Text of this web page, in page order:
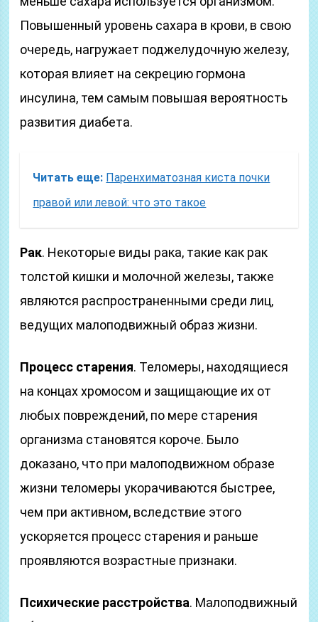
Повышенный уровень сахара в крови, в свою
очередь, нагружает поджелудочную железу,
которая влияет на секрецию гормона
инсулина, тем самым повышая вероятность
развития диабета.
Читать еще: Паренхиматозная киста почки
правой или левой: что это такое
Рак. Некоторые виды рака, такие как рак
толстой кишки и молочной железы, также
являются распространенными среди лиц,
ведущих малоподвижный образ жизни.
Процесс старения. Теломеры, находящиеся
на концах хромосом и защищающие их от
любых повреждений, по мере старения
организма становятся короче. Было
доказано, что при малоподвижном образе
жизни теломеры укорачиваются быстрее,
чем при активном, вследствие этого
ускоряется процесс старения и раньше
проявляются возрастные признаки.
Психические расстройства. Малоподвижный